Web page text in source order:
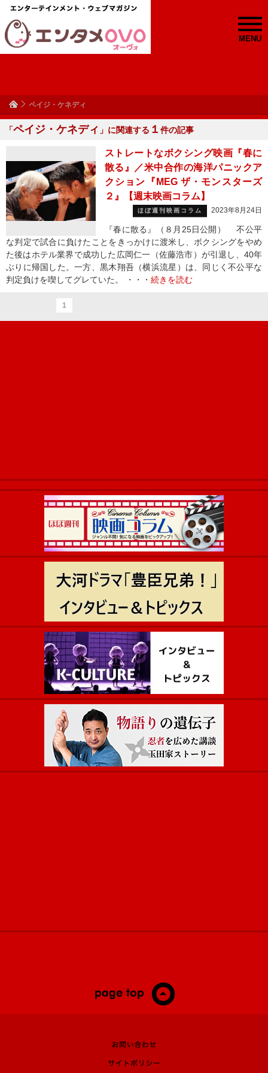
MENU
ペイジ・ケネディ
「ペイジ・ケネディ 」に関連する １ 件の記事
ストレートなボクシング映画『春に
散る』／米中合作の海洋パニックア
クション『MEG ザ・モンスターズ
２』【週末映画コラム】
ほぼ週刊映画コラム 2023年8月24日
『春に散る』（８月25日公開） 不公平
な判定で試合に負けたことをきっかけに渡米し、ボクシングをやめ
た後はホテル業界で成功した広岡仁一（佐藤浩市）が引退し、40年
ぶりに帰国した。一方、黒木翔吾（横浜流星）は、同じく不公平な
判定負けを喫してグレていた。 ・・・ 続きを読む
1